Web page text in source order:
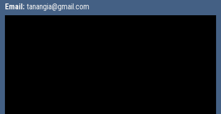
Email: tanangia@gmail.com